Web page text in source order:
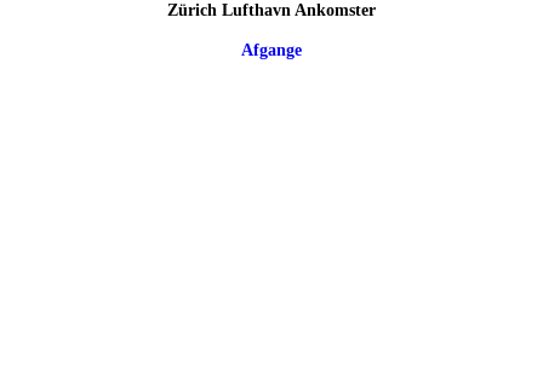
Zürich Lufthavn Ankomster
Afgange